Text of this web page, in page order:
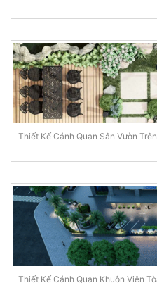
Thiết Kế Cảnh Quan Sân Vườn
Thiết Kế Cảnh Quan Khuôn Viên